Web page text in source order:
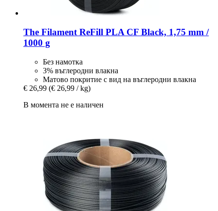
The Filament ReFill PLA CF Black, 1,75 mm /
1000 g
Без намотка
3% въглеродни влакна
Матово покритие с вид на въглеродни влакна
€ 26,99 (€ 26,99 / kg)
В момента не е наличен